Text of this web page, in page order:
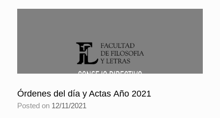
Órdenes del día y Actas Año 2021
Posted on 12/11/2021